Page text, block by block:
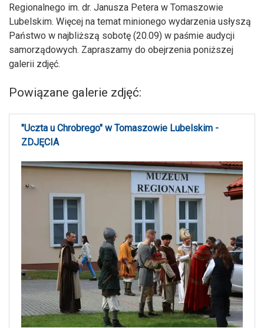
Regionalnego im. dr. Janusza Petera w Tomaszowie
Lubelskim. Więcej na temat minionego wydarzenia usłyszą
Państwo w najbliższą sobotę (20.09) w paśmie audycji
samorządowych. Zapraszamy do obejrzenia poniższej
galerii zdjęć.
Powiązane galerie zdjęć:
"Uczta u Chrobrego" w Tomaszowie Lubelskim -
ZDJĘCIA